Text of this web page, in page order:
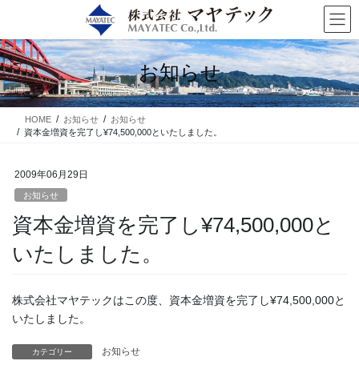
テ
ン
ツ
に
移
ゲ
ー
シ
ョ
ン
お知らせ
HOME お知らせ
お知らせ
資本金増資を完了し¥74,500,000といたしました。
2009年06月29日
お知らせ
資本金増資を完了し¥74,500,000と
いたしました。
株式会社マヤテックはこの度、資本金増資を完了し¥74,500,000と
いたしました。
カテゴリー お知らせ